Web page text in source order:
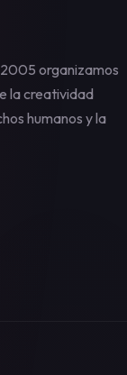
organizamos
la creatividad
humanos y la